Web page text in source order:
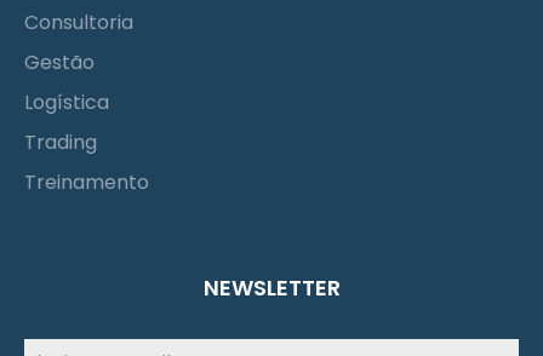
Consultoria
Gestão
Logística
Trading
Treinamento
NEWSLETTER